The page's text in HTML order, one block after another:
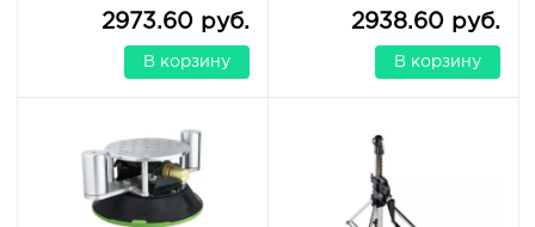
2973.60 руб.
В корзину
2938.60 руб.
В корзину